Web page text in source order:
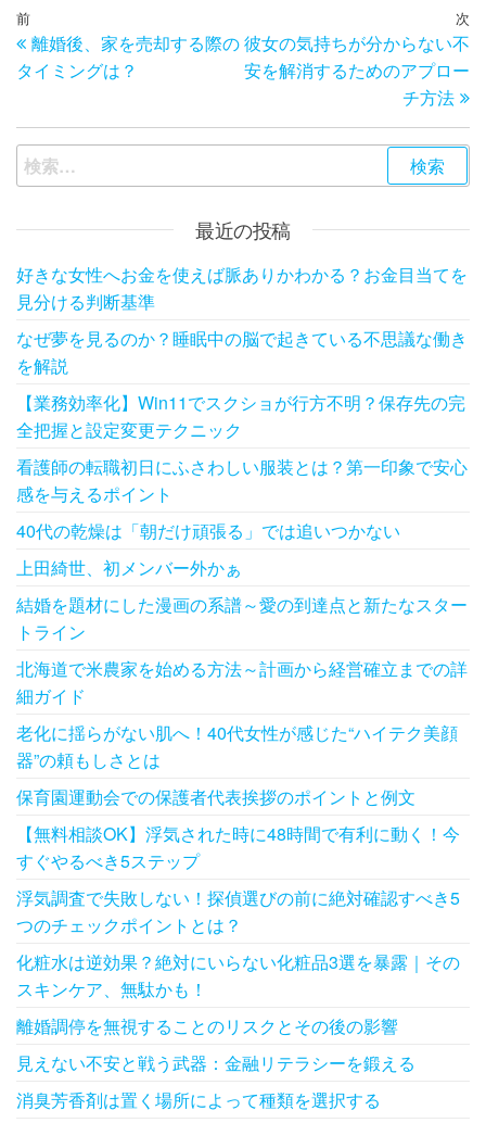
投
稿
ナ
ビ
ゲ
シ
ョ
ン
過
去
の
稿
前
離婚後、家を売却する際の
タイミングは？
次
稿
次
彼女の気持ちが分からない不
安を解消するためのアプロー
チ方法
検
索:
最近の投稿
好きな女性へお金を使えば脈ありかわかる？お金目当てを
見分ける判断基準
なぜ夢を見るのか？睡眠中の脳で起きている不思議な働き
を解説
【業務効率化】Win11でスクショが行方不明？保存先の完
全把握と設定変更テクニック
看護師の転職初日にふさわしい服装とは？第一印象で安心
感を与えるポイント
40代の乾燥は「朝だけ頑張る」では追いつかない
上田綺世、初メンバー外かぁ
結婚を題材にした漫画の系譜～愛の到達点と新たなスター
トライン
北海道で米農家を始める方法～計画から経営確立までの詳
細ガイド
老化に揺らがない肌へ！40代女性が感じた“ハイテク美顔
器”の頼もしさとは
保育園運動会での保護者代表挨拶のポイントと例文
【無料相談OK】浮気された時に48時間で有利に動く！今
すぐやるべき5ステップ
浮気調査で失敗しない！探偵選びの前に絶対確認すべき5
つのチェックポイントとは？
化粧水は逆効果？絶対にいらない化粧品3選を暴露｜その
スキンケア、無駄かも！
離婚調停を無視することのリスクとその後の影響
見えない不安と戦う武器：金融リテラシーを鍛える
消臭芳香剤は置く場所によって種類を選択する